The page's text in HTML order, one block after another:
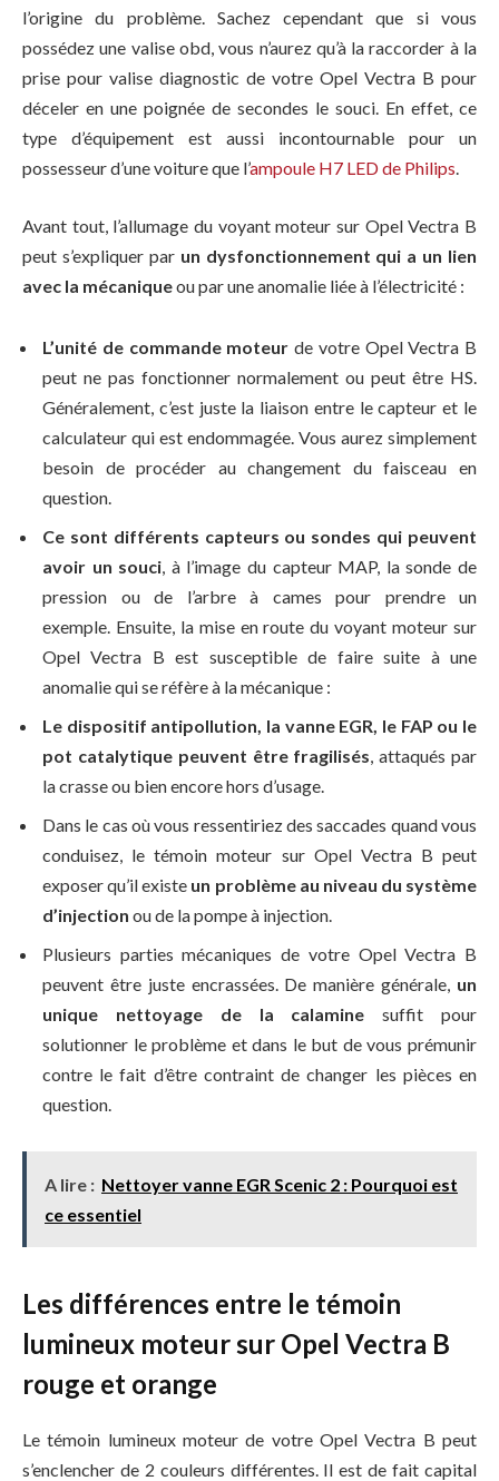
l’origine du problème. Sachez cependant que si vous
possédez une valise obd, vous n’aurez qu’à la raccorder à la
prise pour valise diagnostic de votre Opel Vectra B pour
déceler en une poignée de secondes le souci. En effet, ce
type d’équipement est aussi incontournable pour un
possesseur d’une voiture que l’ampoule H7 LED de Philips.
Avant tout, l’allumage du voyant moteur sur Opel Vectra B
peut s’expliquer par un dysfonctionnement qui a un lien
avec la mécaniqueou par une anomalie liée à l’électricité :
L’unité de commande moteur de votre Opel Vectra B
peut ne pas fonctionner normalement ou peut être HS.
Généralement, c’est juste la liaison entre le capteur et le
calculateur qui est endommagée. Vous aurez simplement
besoin de procéder au changement du faisceau en
question.
Ce sont différents capteurs ou sondes qui peuvent
avoir un souci, à l’image du capteur MAP, la sonde de
pression ou de l’arbre à cames pour prendre un
exemple. Ensuite, la mise en route du voyant moteur sur
Opel Vectra B est susceptible de faire suite à une
anomalie qui se réfère à la mécanique :
Le dispositif antipollution, la vanne EGR, le FAP ou le
pot catalytique peuvent être fragilisés, attaqués par
la crasse ou bien encore hors d’usage.
Dans le cas où vous ressentiriez des saccades quand vous
conduisez, le témoin moteur sur Opel Vectra B peut
exposer qu’il existe un problème au niveau du système
d’injection ou de la pompe à injection.
Plusieurs parties mécaniques de votre Opel Vectra B
peuvent être juste encrassées. De manière générale, un
unique nettoyage de la calamine suffit pour
solutionner le problème et dans le but de vous prémunir
contre le fait d’être contraint de changer les pièces en
question.
A lire : Nettoyer vanne EGR Scenic 2 : Pourquoi est
ce essentiel
Les différences entre le témoin
lumineux moteur sur Opel Vectra B
rouge et orange
Le témoin lumineux moteur de votre Opel Vectra B peut
s’enclencher de 2 couleurs différentes. Il est de fait capital